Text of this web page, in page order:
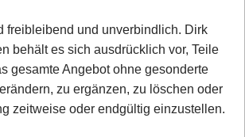
freibleibend und unverbindlich. Dirk
behält es sich ausdrücklich vor, Teile
gesamte Angebot ohne gesonderte
zu ergänzen, zu löschen oder
zeitweise oder endgültig einzustellen.